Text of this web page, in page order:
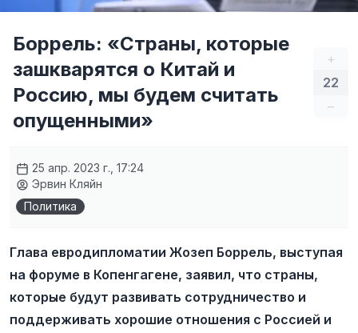
+
22
–
Боррель: «Страны, которые
зашкварятся о Китай и
Россию, мы будем считать
опущенными»
25 апр. 2023 г., 17:24
Эрвин Кляйн
Политика
Глава евродипломатии Жозеп Боррель, выступая
на форуме в Копенгагене, заявил, что страны,
которые будут развивать сотрудничество и
поддерживать хорошие отношения с Россией и